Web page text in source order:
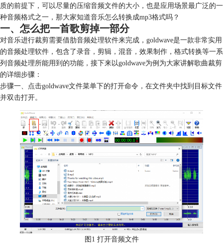
质的前提下，可以尽量的压缩音频文件的大小，也是应用场景最广泛的一
种音频格式之一，那大家知道音乐怎么转换成mp3格式吗？
一、怎么把一首歌剪掉一部分
对音乐进行裁剪需要借肋音频处理软件来完成，goldwave是一款非常实用
的音频处理软件，包含了录音，剪辑，混音，效果制作，格式转换等一系
列音频处理所能用到的功能，接下来以goldwave为例为大家讲解歌曲裁剪
的详细步骤：
步骤一、点击goldwave文件菜单下的打开命令，在文件夹中找到目标文件
并双击打开。
图1 打开音频文件